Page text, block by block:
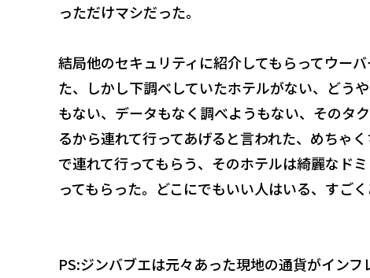
っただけマシだった。
結局他のセキュリティに紹介してもらってウー
た、しかし下調べしていたホテルがない、どう
もない、データもなく調べようもない、そのタ
るから連れて行ってあげると言われた、めちゃ
で連れて行ってもらう、そのホテルは綺麗なド
ってもらった。どこにでもいい人はいる、す
PS:ジンバブエは元々あった現地の通貨がイン